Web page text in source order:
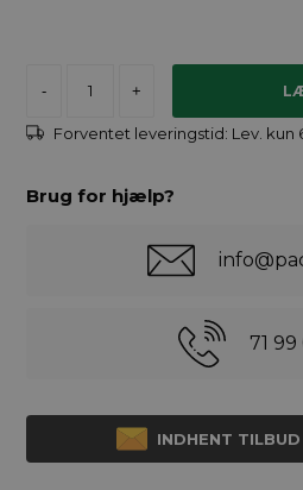
- +
Forventet leveringstid: Lev. kun
Brug for hjælp?
71
INDHENT